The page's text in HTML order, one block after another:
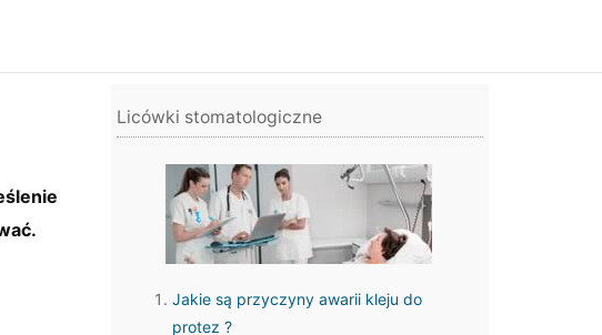
Licówki stomatologiczne
Jakie są przyczyny awarii kleju do
protez ?